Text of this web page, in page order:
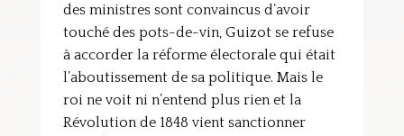
des ministres sont convaincus d’avoir
touché des pots-de-vin, Guizot se refuse
à accorder la réforme électorale qui était
l’aboutissement de sa politique. Mais le
roi ne voit ni n’entend plus rien et la
Révolution de 1848 vient sanctionner